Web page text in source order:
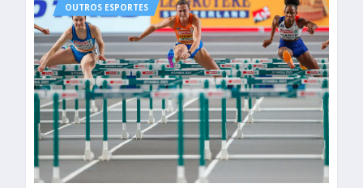
OUTROS ESPORTES